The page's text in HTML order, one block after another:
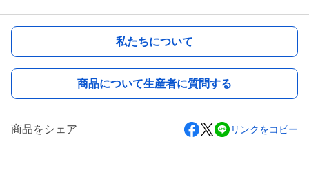
私たちについて
商品について生産者に質問する
商品をシェア リンクをコピー